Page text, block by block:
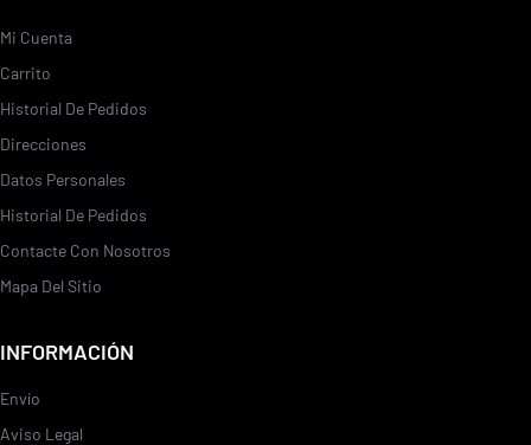
Mi Cuenta
Carrito
Historial De Pedidos
Direcciones
Datos Personales
Historial De Pedidos
Contacte Con Nosotros
Mapa Del Sitio
INFORMACIÓN
Envío
Aviso Legal